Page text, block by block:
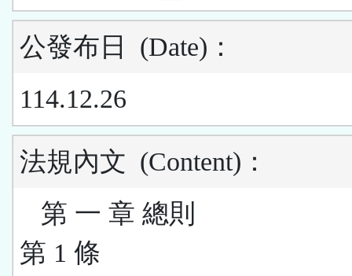
公發布日 (Date) ：
114.12.26
法規內文 (Content) ：
第 一 章 總則
第 1 條